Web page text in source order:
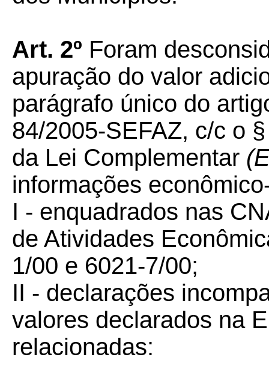
Art. 2º Foram
apuração do valor
parágrafo único do
84/2005-SEFAZ, c/c o
da Lei Complementar
informações
I - enquadrados nas
de Atividades
1/00 e 6021-7/00;
II - declarações
valores declarados na
relacionadas: